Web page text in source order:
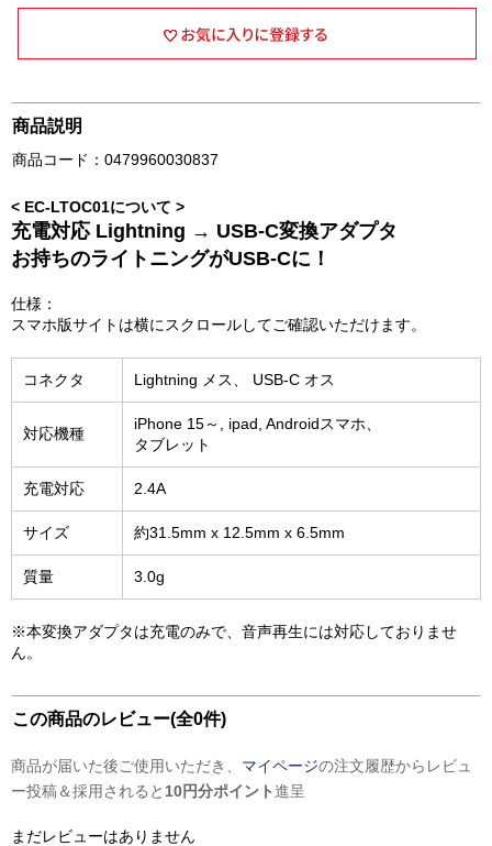
商品説明
商品コード：0479960030837
< EC-LTOC01について >
充電対応 Lightning → USB-C変換アダプタ
お持ちのライトニングがUSB-Cに！
仕様：
スマホ版サイトは横にスクロールしてご確認いただけます。
コネクタ Lightning メス、 USB-C オス
対応機種
iPhone 15～, ipad, Androidスマホ、
タブレット
充電対応 2.4A
サイズ 約31.5mm x 12.5mm x 6.5mm
質量 3.0g
※本変換アダプタは充電のみで、音声再生には対応しておりませ
ん。
この商品のレビュー(全0件)
商品が届いた後ご使用いただき、 マイページの注文履歴からレビュ
ー投稿＆採用されると 10円分ポイント進呈
まだレビューはありません